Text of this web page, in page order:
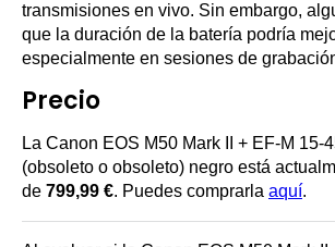
transmisiones en vivo. Sin embargo,
que la duración de la batería podría
especialmente en sesiones de
Precio
La Canon EOS M50 Mark II + EF-M 15-
(obsoleto o obsoleto) negro está
de 799,99 €. Puedes comprarla aquí.